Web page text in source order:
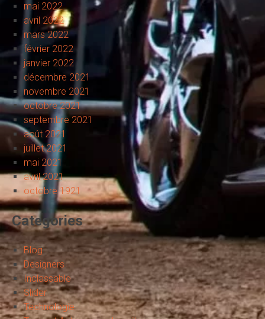
mai 2022
avril 2022
mars 2022
février 2022
janvier 2022
décembre 2021
novembre 2021
octobre 2021
septembre 2021
août 2021
juillet 2021
mai 2021
avril 2021
octobre 1921
Categories
Blog
Designers
Inclassable
Slider
Technologie